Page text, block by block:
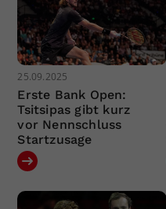
25.09.2025
Erste Bank Open:
Tsitsipas gibt kurz
vor Nennschluss
Startzusage